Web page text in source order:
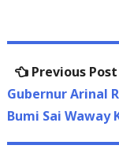
PostPrevious Post
Gubernur Arinal
Bumi Sai Waway